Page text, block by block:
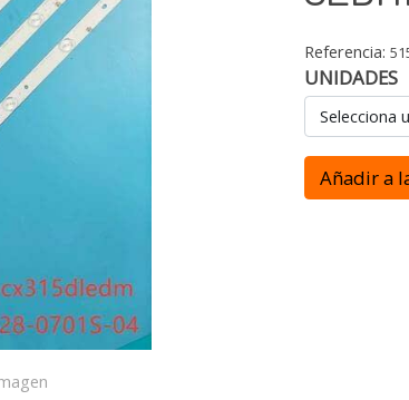
Referencia:
UNIDADES
Selecciona
Añadir a